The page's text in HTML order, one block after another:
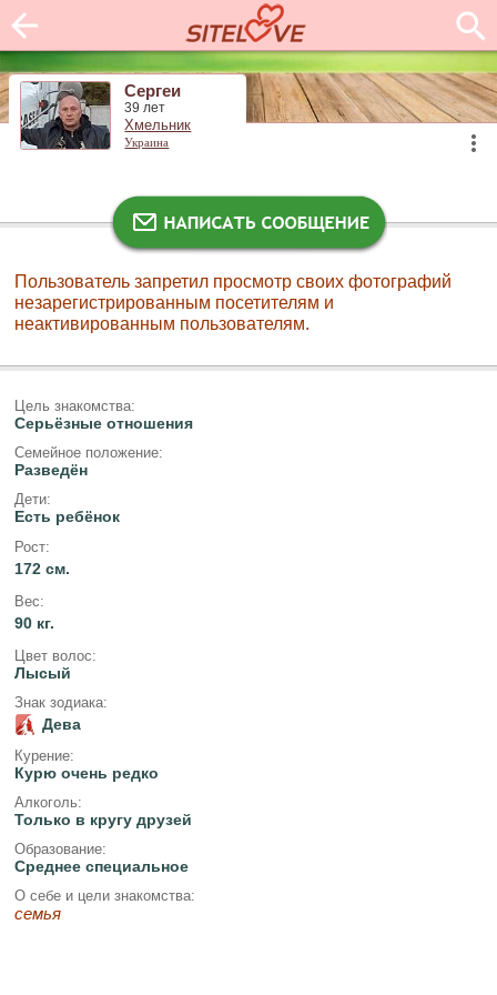
Сергеи
39 лет
Хмельник
Украина
Пользователь запретил просмотр своих фотографий
незарегистрированным посетителям и
неактивированным пользователям.
Цель знакомства:
Серьёзные отношения
Семейное положение:
Разведён
Дети:
Есть ребёнок
Рост:
172 см.
Вес:
90 кг.
Цвет волос:
Лысый
Знак зодиака:
Дева
Курение:
Курю очень редко
Алкоголь:
Только в кругу друзей
Образование:
Среднее специальное
О себе и цели знакомства:
семья